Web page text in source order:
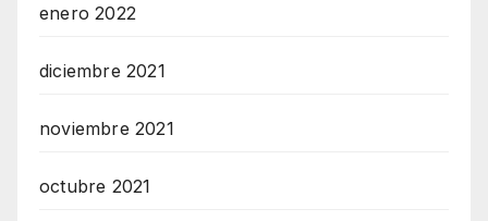
enero 2022
diciembre 2021
noviembre 2021
octubre 2021